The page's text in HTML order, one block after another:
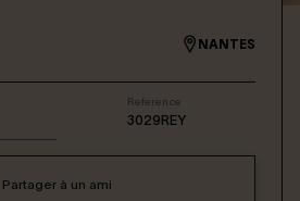
NANTES
Reference
3029REY
Partager à un ami